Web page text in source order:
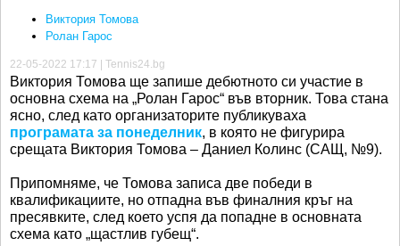
Виктория Томова
Ролан Гарос
22-05-2022 17:17 | Tennis24.bg
Виктория Томова ще запише дебютното си участие в
основна схема на „Ролан Гарос“ във вторник. Това стана
ясно, след като организаторите публикуваха
програмата за понеделник, в която не фигурира
срещата Виктория Томова – Даниел Колинс (САЩ, №9).
Припомняме, че Томова записа две победи в
квалификациите, но отпадна във финалния кръг на
пресявките, след което успя да попадне в основната
схема като „щастлив губещ“.